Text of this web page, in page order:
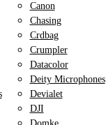
Canon
Chasing
Crdbag
Crumpler
Datacolor
Deity Microphones
Devialet
DJI